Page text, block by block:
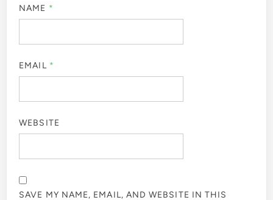
NAME *
EMAIL *
WEBSITE
SAVE MY NAME, EMAIL, AND WEBSITE IN THIS